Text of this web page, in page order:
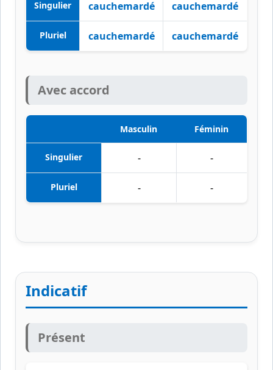
Singulier cauchemardé cauchemardé
Pluriel cauchemardé cauchemardé
Avec accord
Masculin Féminin
Singulier - -
Pluriel - -
Indicatif
Présent